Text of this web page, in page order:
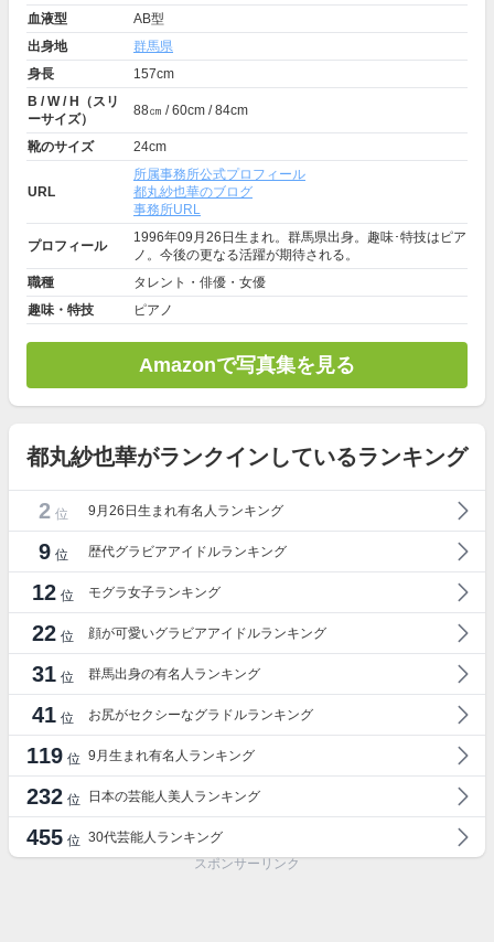
血液型
AB型
出身地
群馬県
身長
157cm
B / W / H（スリ
ーサイズ）
88㎝ / 60cm / 84cm
靴のサイズ 24cm
URL
所属事務所公式プロフィール
都丸紗也華のブログ
事務所URL
プロフィール
1996年09月26日生まれ。群馬県出身。趣味･特技はピア
ノ。今後の更なる活躍が期待される。
職種
タレント・俳優・女優
趣味・特技
ピアノ
Amazonで写真集を見る
都丸紗也華がランクインしているランキング
2 位 9月26日生まれ有名人ランキング
9 位 歴代グラビアアイドルランキング
12 位 モグラ女子ランキング
22 位 顔が可愛いグラビアアイドルランキング
31 位 群馬出身の有名人ランキング
41 位 お尻がセクシーなグラドルランキング
119 位 9月生まれ有名人ランキング
232 位 日本の芸能人美人ランキング
455 位 30代芸能人ランキング
スポンサーリンク